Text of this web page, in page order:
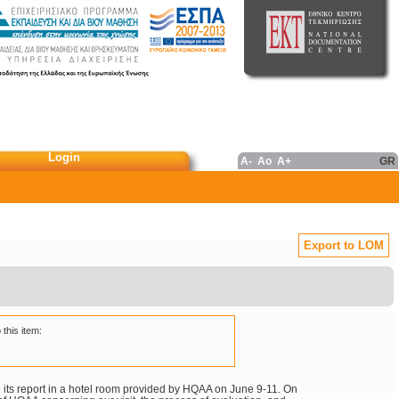
Login A- Ao A+ GR
Export to LOM
this item:
report in a hotel room provided by HQAA on June 9-11. On